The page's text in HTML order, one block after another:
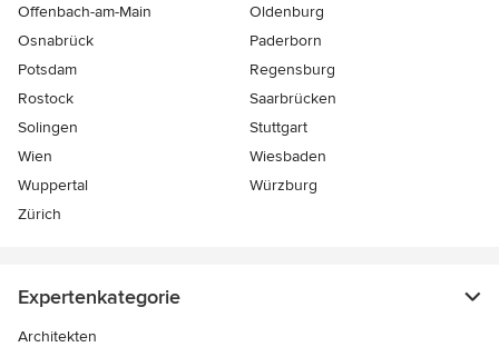
Offenbach-am-Main
Oldenburg
Osnabrück
Paderborn
Potsdam
Regensburg
Rostock
Saarbrücken
Solingen
Stuttgart
Wien
Wiesbaden
Wuppertal
Würzburg
Zürich
Expertenkategorie
Architekten